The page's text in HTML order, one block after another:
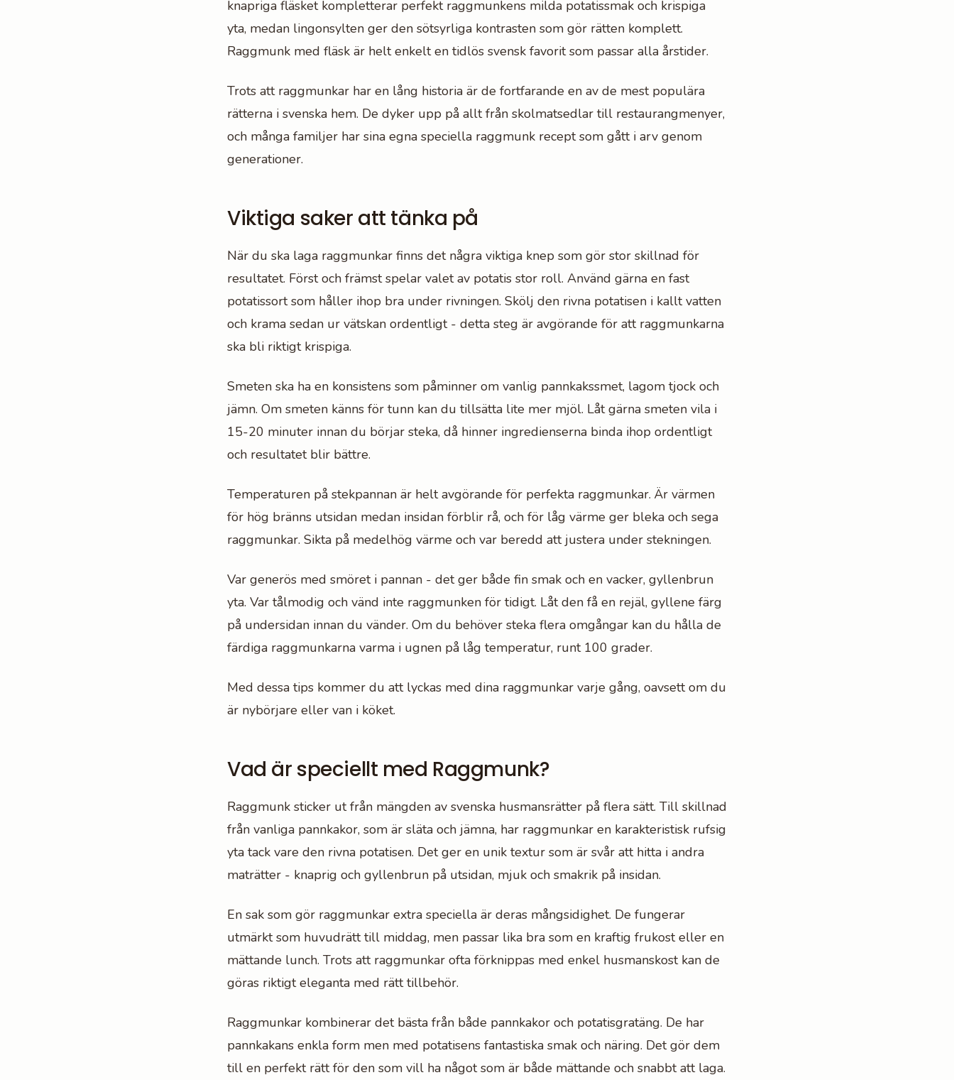
knapriga fläsket kompletterar perfekt raggmunkens milda potatissmak och krispiga
yta, medan lingonsylten ger den sötsyrliga kontrasten som gör rätten komplett.
Raggmunk med fläsk är helt enkelt en tidlös svensk favorit som passar alla årstider.
Trots att raggmunkar har en lång historia är de fortfarande en av de mest populära
rätterna i svenska hem. De dyker upp på allt från skolmatsedlar till restaurangmenyer,
och många familjer har sina egna speciella raggmunk recept som gått i arv genom
generationer.
Viktiga saker att tänka på
När du ska laga raggmunkar finns det några viktiga knep som gör stor skillnad för
resultatet. Först och främst spelar valet av potatis stor roll. Använd gärna en fast
potatissort som håller ihop bra under rivningen. Skölj den rivna potatisen i kallt vatten
och krama sedan ur vätskan ordentligt - detta steg är avgörande för att raggmunkarna
ska bli riktigt krispiga.
Smeten ska ha en konsistens som påminner om vanlig pannkakssmet, lagom tjock och
jämn. Om smeten känns för tunn kan du tillsätta lite mer mjöl. Låt gärna smeten vila i
15-20 minuter innan du börjar steka, då hinner ingredienserna binda ihop ordentligt
och resultatet blir bättre.
Temperaturen på stekpannan är helt avgörande för perfekta raggmunkar. Är värmen
för hög bränns utsidan medan insidan förblir rå, och för låg värme ger bleka och sega
raggmunkar. Sikta på medelhög värme och var beredd att justera under stekningen.
Var generös med smöret i pannan - det ger både fin smak och en vacker, gyllenbrun
yta. Var tålmodig och vänd inte raggmunken för tidigt. Låt den få en rejäl, gyllene färg
på undersidan innan du vänder. Om du behöver steka flera omgångar kan du hålla de
färdiga raggmunkarna varma i ugnen på låg temperatur, runt 100 grader.
Med dessa tips kommer du att lyckas med dina raggmunkar varje gång, oavsett om du
är nybörjare eller van i köket.
Vad är speciellt med Raggmunk?
Raggmunk sticker ut från mängden av svenska husmansrätter på flera sätt. Till skillnad
från vanliga pannkakor, som är släta och jämna, har raggmunkar en karakteristisk rufsig
yta tack vare den rivna potatisen. Det ger en unik textur som är svår att hitta i andra
maträtter - knaprig och gyllenbrun på utsidan, mjuk och smakrik på insidan.
En sak som gör raggmunkar extra speciella är deras mångsidighet. De fungerar
utmärkt som huvudrätt till middag, men passar lika bra som en kraftig frukost eller en
mättande lunch. Trots att raggmunkar ofta förknippas med enkel husmanskost kan de
göras riktigt eleganta med rätt tillbehör.
Raggmunkar kombinerar det bästa från både pannkakor och potatisgratäng. De har
pannkakans enkla form men med potatisens fantastiska smak och näring. Det gör dem
till en perfekt rätt för den som vill ha något som är både mättande och snabbt att laga.